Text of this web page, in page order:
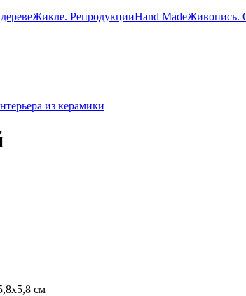
Жикле. РепродукцииHand MadeЖивопись.
из керамики
см